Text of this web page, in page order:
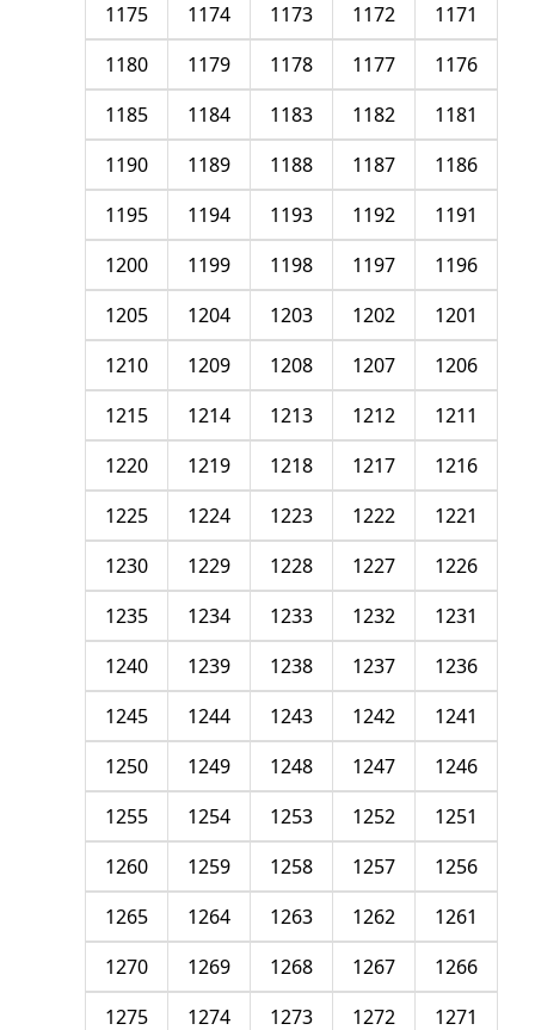
1171
1172
1173
1174
1175
1176
1177
1178
1179
1180
1181
1182
1183
1184
1185
1186
1187
1188
1189
1190
1191
1192
1193
1194
1195
1196
1197
1198
1199
1200
1201
1202
1203
1204
1205
1206
1207
1208
1209
1210
1211
1212
1213
1214
1215
1216
1217
1218
1219
1220
1221
1222
1223
1224
1225
1226
1227
1228
1229
1230
1231
1232
1233
1234
1235
1236
1237
1238
1239
1240
1241
1242
1243
1244
1245
1246
1247
1248
1249
1250
1251
1252
1253
1254
1255
1256
1257
1258
1259
1260
1261
1262
1263
1264
1265
1266
1267
1268
1269
1270
1271
1272
1273
1274
1275